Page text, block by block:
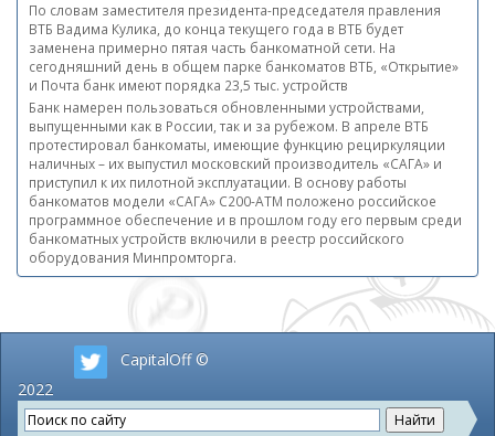
По словам заместителя президента-председателя правления
ВТБ Вадима Кулика, до конца текущего года в ВТБ будет
заменена примерно пятая часть банкоматной сети. На
сегодняшний день в общем парке банкоматов ВТБ, «Открытие»
и Почта банк имеют порядка 23,5 тыс. устройств
Банк намерен пользоваться обновленными устройствами,
выпущенными как в России, так и за рубежом. В апреле ВТБ
протестировал банкоматы, имеющие функцию рециркуляции
наличных – их выпустил московский производитель «САГА» и
приступил к их пилотной эксплуатации. В основу работы
банкоматов модели «САГА» С200-АТМ положено российское
программное обеспечение и в прошлом году его первым среди
банкоматных устройств включили в реестр российского
оборудования Минпромторга.
CapitalOff ©
2022